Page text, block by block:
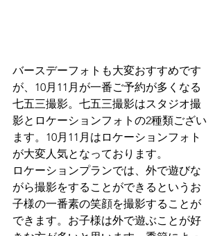
バースデーフォトも大変おすすめです
が、10月11月が一番ご予約が多くなる
七五三撮影。七五三撮影はスタジオ撮
影とロケーションフォトの2種類ござい
ます。10月11月はロケーションフォト
が大変人気となっております。
ロケーションプランでは、外で遊びな
がら撮影をすることができるというお
子様の一番素の笑顔を撮影することが
できます。お子様は外で遊ぶことが好